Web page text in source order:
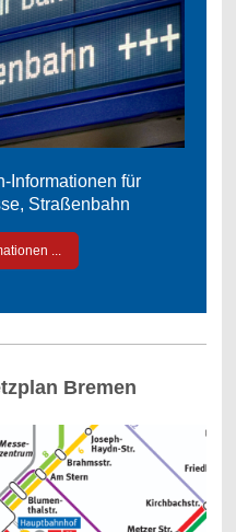
Informationen für
Straßenbahn
...
Bremen